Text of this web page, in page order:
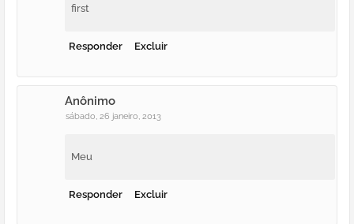
first
Responder Excluir
Anônimo
sábado, 26 janeiro, 2013
Meu
Responder Excluir